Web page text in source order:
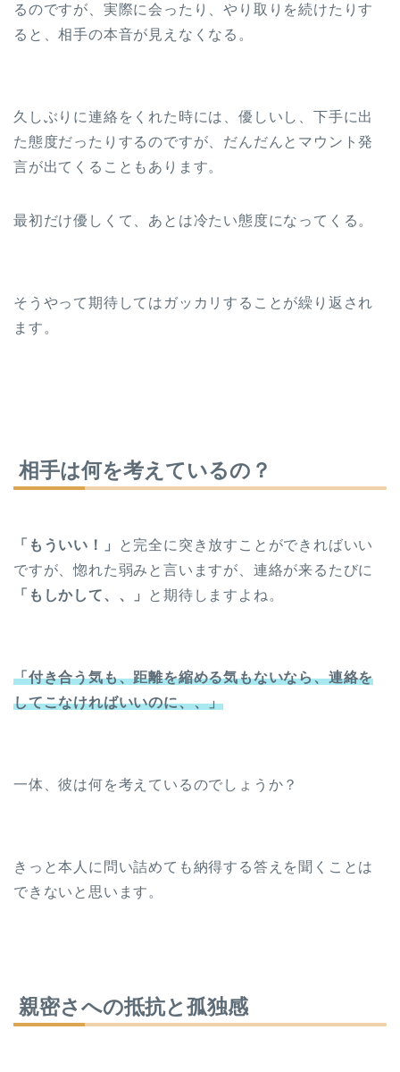
るのですが、実際に会ったり、やり取りを続けたりす
ると、相手の本音が見えなくなる。
久しぶりに連絡をくれた時には、優しいし、下手に出
た態度だったりするのですが、だんだんとマウント発
言が出てくることもあります。
最初だけ優しくて、あとは冷たい態度になってくる。
そうやって期待してはガッカリすることが繰り返され
ます。
相手は何を考えているの？
「もういい！」
と完全に突き放すことができればいい
ですが、惚れた弱みと言いますが、連絡が来るたびに
「もしかして、、」
と期待しますよね。
「付き合う気も、距離を縮める気もないなら、連絡を
してこなければいいのに、、」
一体、彼は何を考えているのでしょうか？
きっと本人に問い詰めても納得する答えを聞くことは
できないと思います。
親密さへの抵抗と孤独感